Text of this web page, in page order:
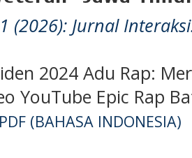
(2026): Jurnal
2024 Adu Rap:
YouTube Epic Rap
PDF (BAHASA INDONESIA)